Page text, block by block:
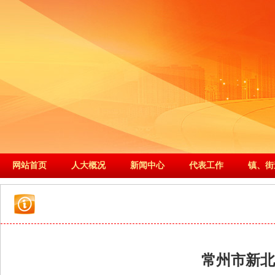
网站首页 人大概况 新闻中心 代表工作 镇、
常州市新